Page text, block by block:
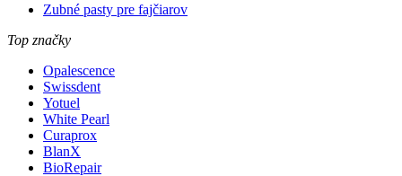
Zubné pasty pre fajčiarov
Top značky
Opalescence
Swissdent
Yotuel
White Pearl
Curaprox
BlanX
BioRepair